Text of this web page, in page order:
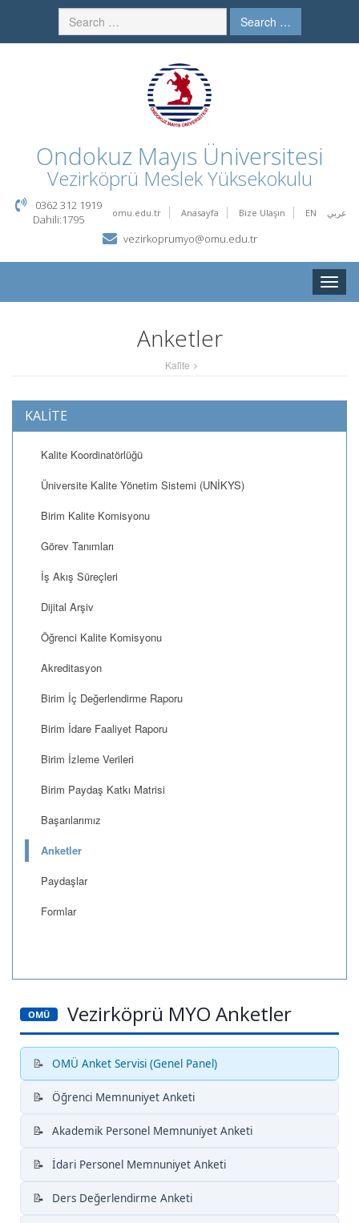
Search …
Ondokuz Mayıs Üniversitesi
Vezirköprü Meslek Yüksekokulu
omu.edu.tr Anasayfa Bize Ulaşın EN عربي
0362 312 1919
Dahili:1795
vezirkoprumyo@omu.edu.tr
Toggle
Anketler
Kali̇te
KALİTE
Kalite Koordinatörlüğü
Üniversite Kalite Yönetim Sistemi (UNİKYS)
Birim Kalite Komisyonu
Görev Tanımları
İş Akış Süreçleri
Dijital Arşiv
Öğrenci Kalite Komisyonu
Akreditasyon
Birim İç Değerlendirme Raporu
Birim İdare Faaliyet Raporu
Birim İzleme Verileri
Birim Paydaş Katkı Matrisi
Başarılarımız
Anketler
Paydaşlar
Formlar
OMÜ Vezirköprü MYO Anketler
OMÜ Anket Servisi (Genel Panel)
Öğrenci Memnuniyet Anketi
Akademik Personel Memnuniyet Anketi
İdari Personel Memnuniyet Anketi
Ders Değerlendirme Anketi